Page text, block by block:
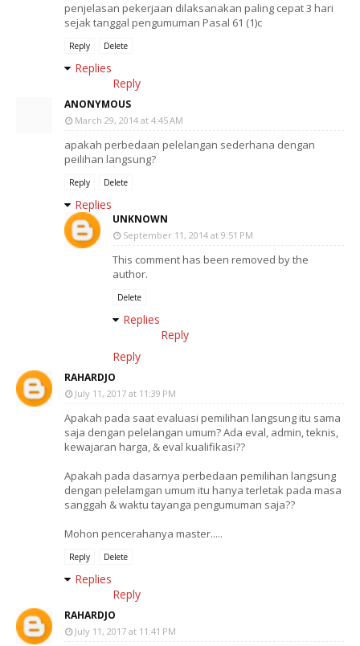
penjelasan pekerjaan dilaksanakan paling cepat 3 hari
sejak tanggal pengumuman Pasal 61 (1)c
Reply Delete
Replies
Reply
ANONYMOUS
March 29, 2014 at 4:45 AM
apakah perbedaan pelelangan sederhana dengan
peilihan langsung?
Reply Delete
Replies
UNKNOWN
September 11, 2014 at 9:51 PM
This comment has been removed by the
author.
Delete
Replies
Reply
Reply
RAHARDJO
July 11, 2017 at 11:39 PM
Apakah pada saat evaluasi pemilihan langsung itu sama
saja dengan pelelangan umum? Ada eval, admin, teknis,
kewajaran harga, & eval kualifikasi??
Apakah pada dasarnya perbedaan pemilihan langsung
dengan pelelamgan umum itu hanya terletak pada masa
sanggah & waktu tayanga pengumuman saja??
Mohon pencerahanya master.....
Reply Delete
Replies
Reply
RAHARDJO
July 11, 2017 at 11:41 PM